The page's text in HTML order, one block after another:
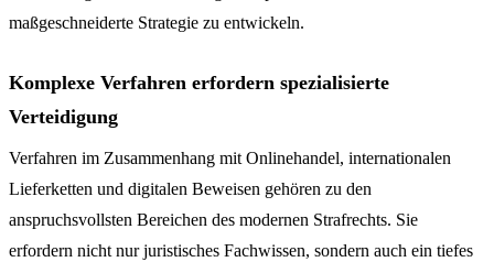
maßgeschneiderte Strategie zu entwickeln.
Komplexe Verfahren erfordern spezialisierte
Verteidigung
Verfahren im Zusammenhang mit Onlinehandel, internationalen
Lieferketten und digitalen Beweisen gehören zu den
anspruchsvollsten Bereichen des modernen Strafrechts. Sie
erfordern nicht nur juristisches Fachwissen, sondern auch ein tiefes